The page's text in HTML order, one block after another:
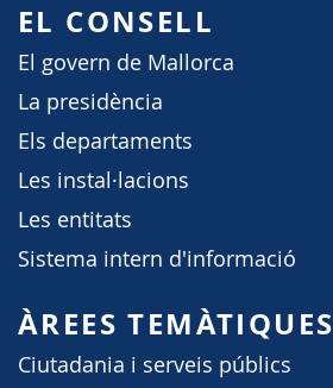
EL CONSELL
El govern de Mallorca
La presidència
Els departaments
Les instal·lacions
Les entitats
Sistema intern d'informació
ÀREES TEMÀTIQUES
Ciutadania i serveis públics